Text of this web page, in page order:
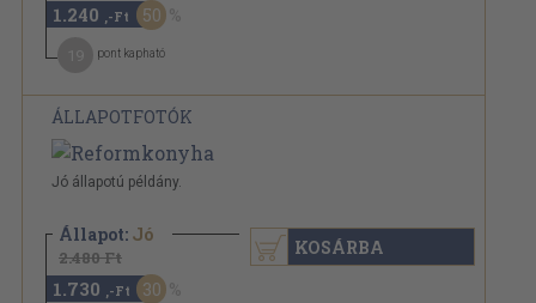
1.240 ,-Ft 50
pont kapható
ÁLLAPOTFOTÓK
Jó állapotú példány.
Állapot: Jó
2.480 Ft
1.730 ,-Ft 30
KOSÁRBA